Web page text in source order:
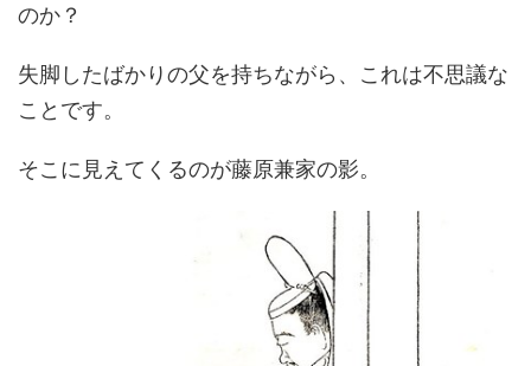
のか？
失脚したばかりの父を持ちながら、これは不思議な
ことです。
そこに見えてくるのが藤原兼家の影。